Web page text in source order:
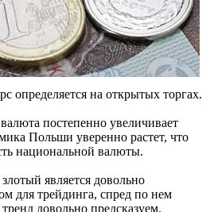
определяется на открытых торгах.
постепенно увеличивает
Польши уверенно растет, что
национальной валюты.
является довольно
для трейдинга, спред по нем
довольно предсказуем.